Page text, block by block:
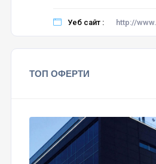
Уеб сайт : http://
ТОП ОФЕРТИ